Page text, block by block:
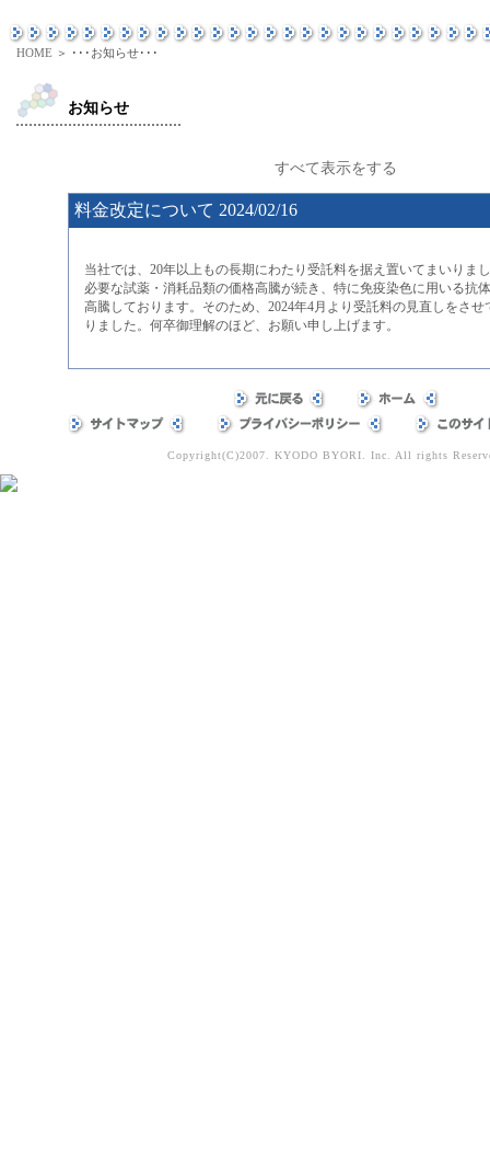
HOME ＞ ･･･お知らせ･･･
お知らせ
すべて表示をする
料金改定について 2024/02/16
当社では、20年以上もの長期にわたり受託料を据え置いてまいりま
必要な試薬・消耗品類の価格高騰が続き、特に免疫染色に用いる抗
高騰しております。そのため、2024年4月より受託料の見直しをさせ
りました。何卒御理解のほど、お願い申し上げます。
Copyright(C)2007. KYODO BYORI. Inc. All rights